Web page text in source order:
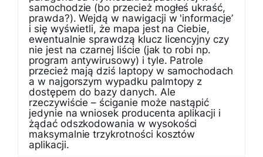
samochodzie (bo przecież mogłeś ukraść,
prawda?). Wejdą w nawigacji w 'informacje’
i się wyświetli, że mapa jest na Ciebie,
ewentualnie sprawdzą klucz licencyjny czy
nie jest na czarnej liście (jak to robi np.
program antywirusowy) i tyle. Patrole
przecież mają dziś laptopy w samochodach
a w najgorszym wypadku palmtopy z
dostępem do bazy danych. Ale
rzeczywiście – ściganie może nastąpić
jedynie na wniosek producenta aplikacji i
żądać odszkodowania w wysokości
maksymalnie trzykrotności kosztów
aplikacji.